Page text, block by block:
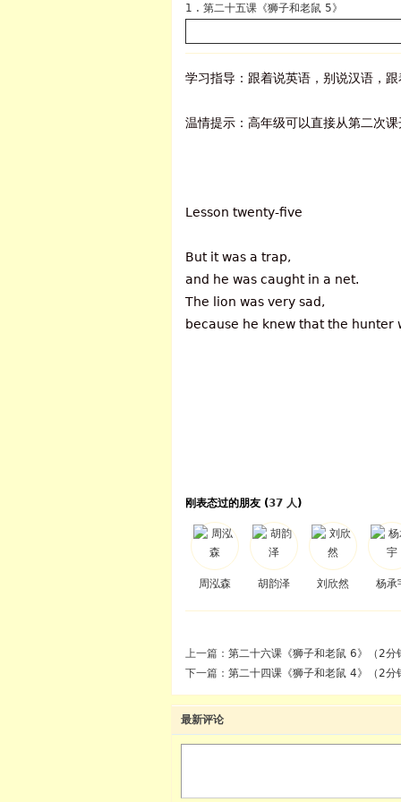
1 . 第二十五课《狮子和老鼠 5》
学习指导：跟着说英语，别说汉语，
温情提示：高年级可以直接从第二次
Lesson twenty-five
But it was a trap,
and he was caught in a net.
The lion was very sad,
because he knew that the hunter
刚表态过的朋友 (37 人)
周泓森 胡韵泽 刘欣然 杨承
上一篇： 第二十六课《狮子和老鼠 6》（2分
下一篇： 第二十四课《狮子和老鼠 4》（2分
最新评论